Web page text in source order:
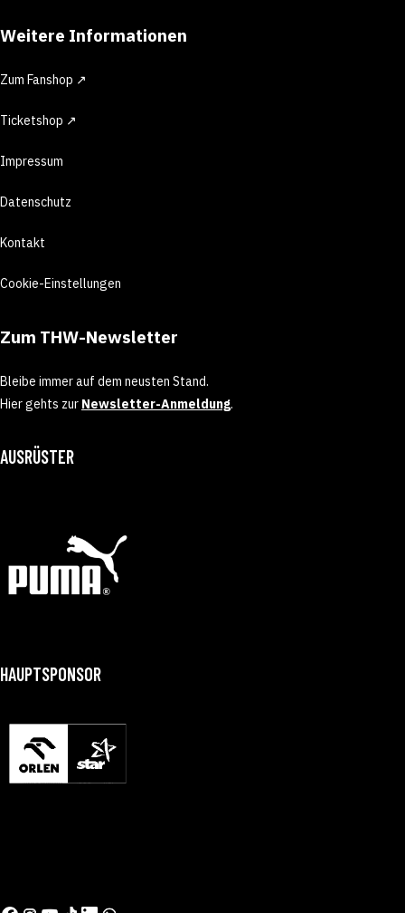
Weitere Informationen
Zum Fanshop ↗
Ticketshop ↗
Impressum
Datenschutz
Kontakt
Cookie-Einstellungen
Zum THW-Newsletter
Bleibe immer auf dem neusten Stand.
Hier gehts zur Newsletter-Anmeldung.
AUSRÜSTER
HAUPTSPONSOR